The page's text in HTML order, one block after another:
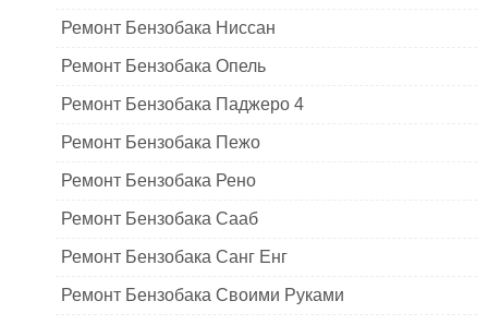
Ремонт Бензобака Ниссан
Ремонт Бензобака Опель
Ремонт Бензобака Паджеро 4
Ремонт Бензобака Пежо
Ремонт Бензобака Рено
Ремонт Бензобака Сааб
Ремонт Бензобака Санг Енг
Ремонт Бензобака Своими Руками